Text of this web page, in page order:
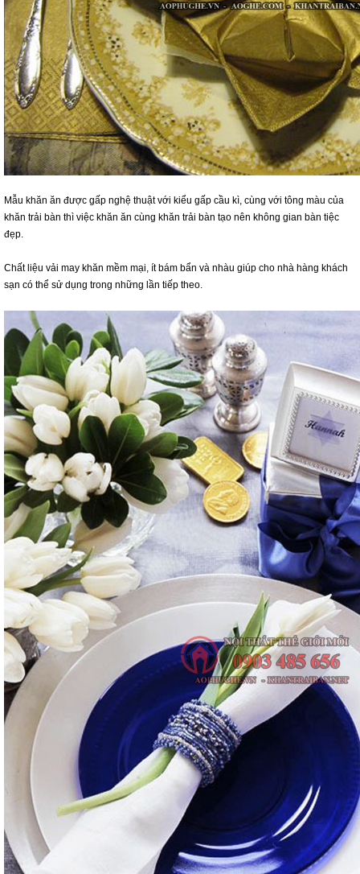
Mẫu khăn ăn được gấp nghệ thuật với kiểu gấp cầu kì, cùng với tông màu của
khăn trải bàn thì việc khăn ăn cùng khăn trải bàn tạo nên không gian bàn tiệc
đẹp.
Chất liệu vải may khăn mềm mại, ít bám bẩn và nhàu giúp cho nhà hàng khách
sạn có thể sử dụng trong những lần tiếp theo.